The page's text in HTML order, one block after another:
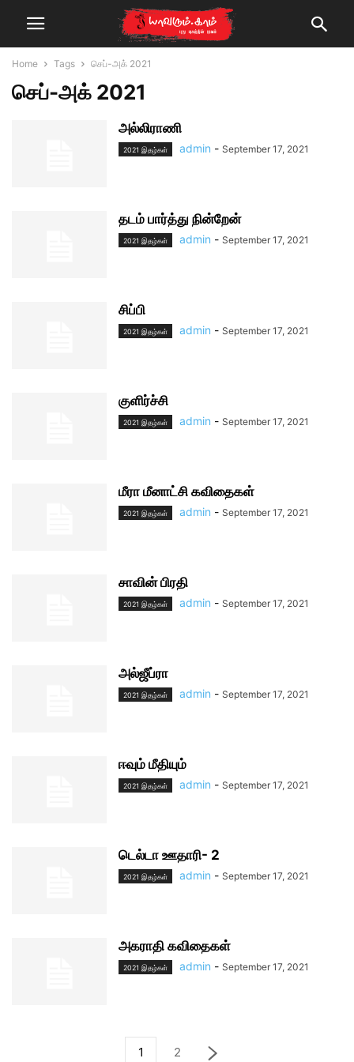
Home Tags செப்-அக் 2021
செப்-அக் 2021
அல்லிராணி
2021 இதழ்கள் admin - September 17, 2021
தடம் பார்த்து நின்றேன்
2021 இதழ்கள் admin - September 17, 2021
சிப்பி
2021 இதழ்கள் admin - September 17, 2021
குளிர்ச்சி
2021 இதழ்கள் admin - September 17, 2021
மீரா மீனாட்சி கவிதைகள்
2021 இதழ்கள் admin - September 17, 2021
சாவின் பிரதி
2021 இதழ்கள் admin - September 17, 2021
அல்ஜீப்ரா
2021 இதழ்கள் admin - September 17, 2021
ஈவும் மீதியும்
2021 இதழ்கள் admin - September 17, 2021
டெல்டா ஊதாரி- 2
2021 இதழ்கள் admin - September 17, 2021
அகராதி கவிதைகள்
2021 இதழ்கள் admin - September 17, 2021
1 2